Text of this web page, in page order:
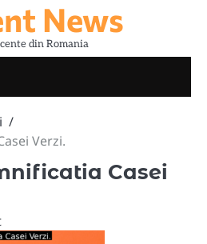
News
din Romania
Verzi.
Casei